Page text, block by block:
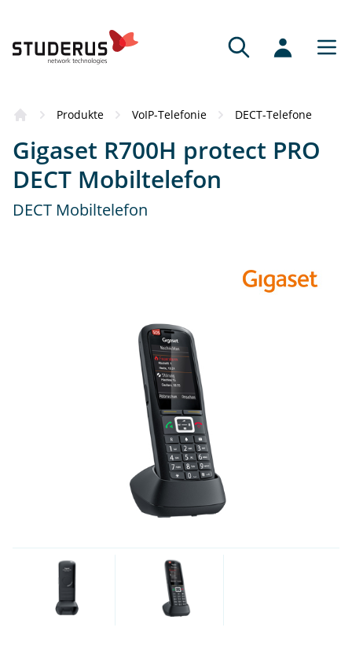
Produkte VoIP-Telefonie DECT-Telefone
Gigaset R700H protect PRO
DECT Mobiltelefon
DECT Mobiltelefon